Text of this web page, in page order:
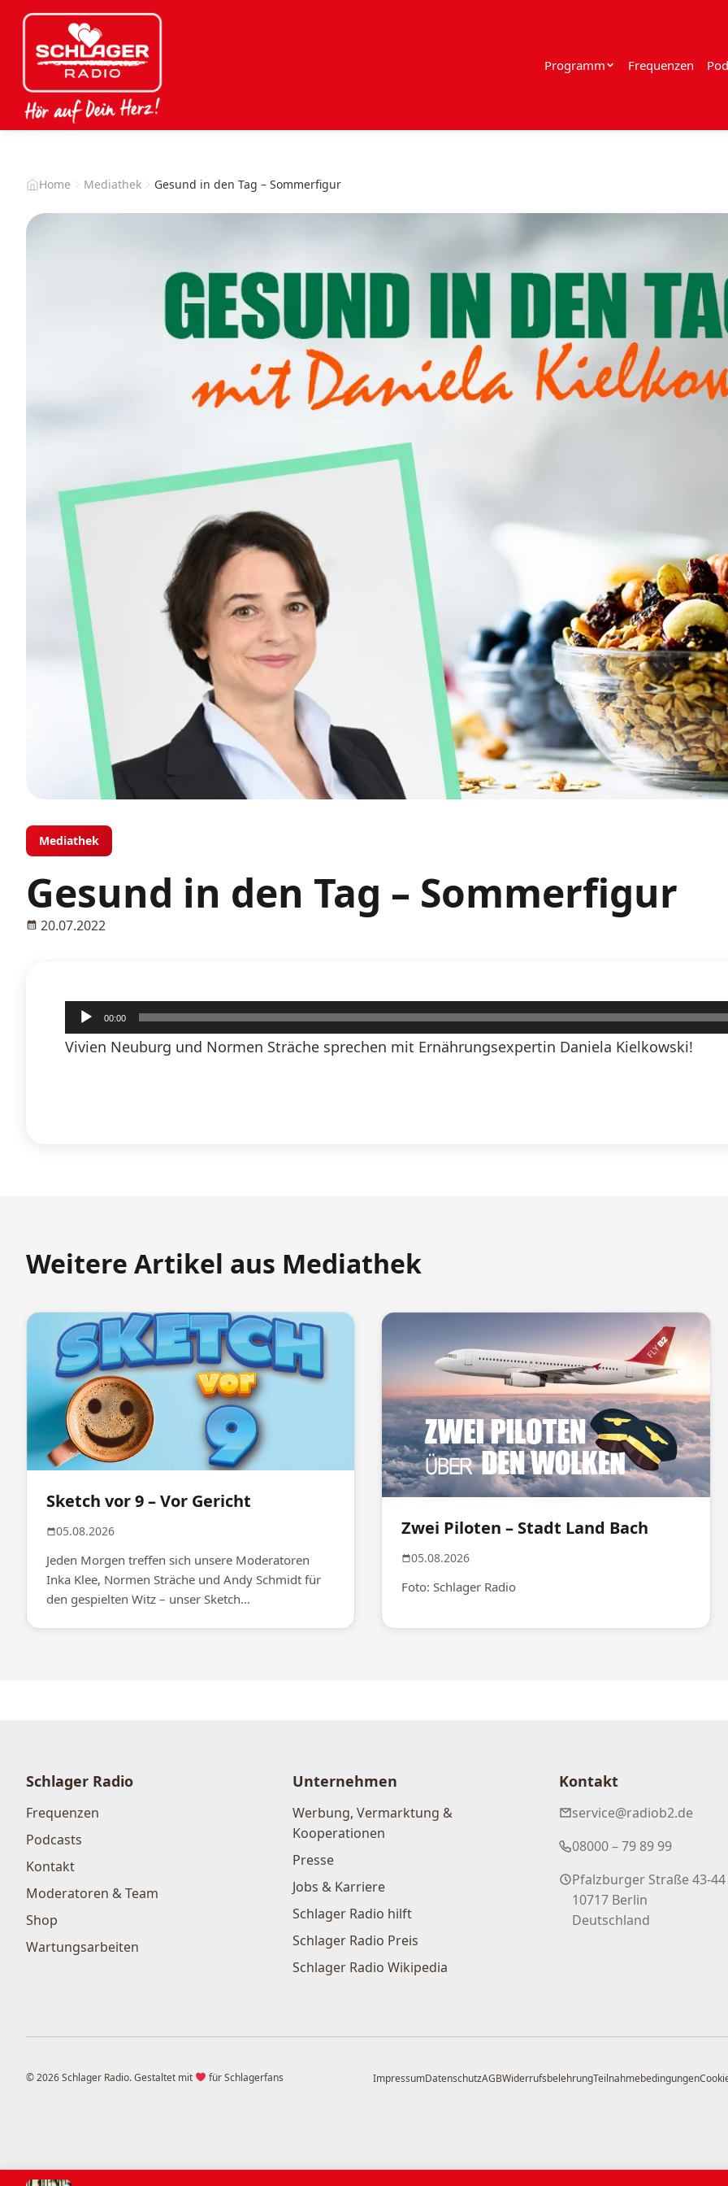
Programm Frequenzen
Home Mediathek Gesund in den Tag – Sommerfigur
Mediathek
Gesund in den Tag – Sommerfigur
20.07.2022
Audio-
Player
00:00
Vivien Neuburg und Normen Sträche sprechen mit Ernährungsexpertin Daniela Kielkowski!
Weitere Artikel aus Mediathek
Sketch vor 9 – Vor Gericht
05.08.2026
Jeden Morgen treffen sich unsere Moderatoren
Inka Klee, Normen Sträche und Andy Schmidt für
den gespielten Witz – unser Sketch...
Zwei Piloten – Stadt Land Bach
05.08.2026
Foto: Schlager Radio
Schlager Radio
Frequenzen
Podcasts
Kontakt
Moderatoren & Team
Shop
Wartungsarbeiten
Unternehmen
Werbung, Vermarktung &
Kooperationen
Presse
Jobs & Karriere
Schlager Radio hilft
Schlager Radio Preis
Schlager Radio Wikipedia
Kontakt
service@radiob2.de
08000 – 79 89 99
Pfalzburger Straße 43-44
10717 Berlin
Deutschland
© 2026 Schlager Radio. Gestaltet mit für Schlagerfans ImpressumDatenschutzAGBWiderrufsbelehrungTeilnahmebedingungen